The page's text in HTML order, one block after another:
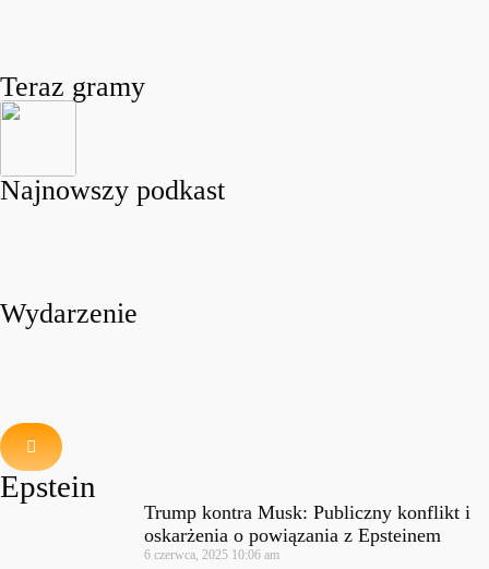
Teraz gramy
Najnowszy podkast
Wydarzenie
Epstein
Trump kontra Musk: Publiczny konflikt i
oskarżenia o powiązania z Epsteinem
6 czerwca, 2025 10:06 am